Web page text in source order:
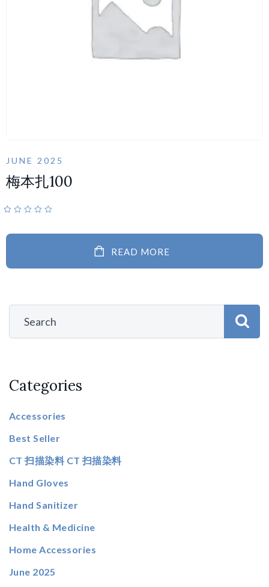
JUNE 2025
梅本扎100
READ MORE
Categories
Accessories
Best Seller
CT 扫描染料 CT 扫描染料
Hand Gloves
Hand Sanitizer
Health & Medicine
Home Accessories
June 2025